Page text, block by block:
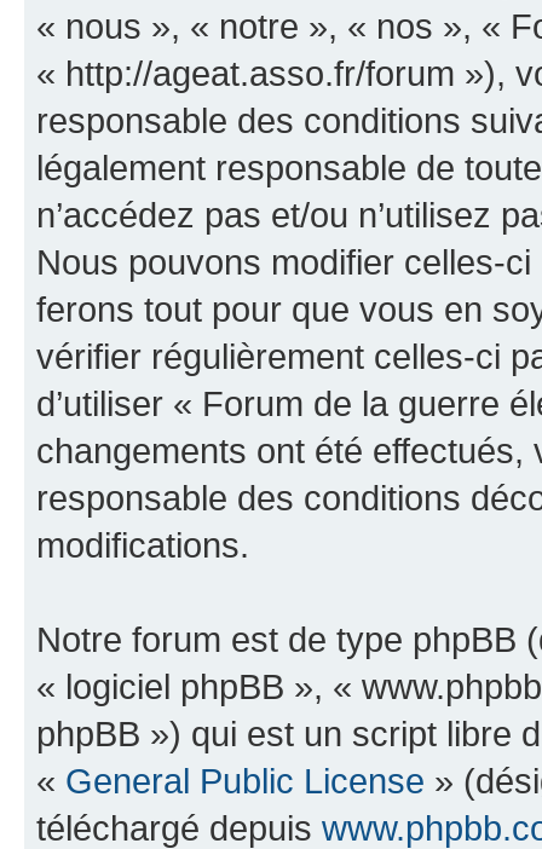
« nous », « notre », « nos », «
« http://ageat.asso.fr/forum »),
responsable des conditions
légalement responsable de
n’accédez pas et/ou n’utilisez
Nous pouvons modifier celles-
ferons tout pour que vous en
vérifier régulièrement celles-ci
d’utiliser « Forum de la guerre
changements ont été effectués,
responsable des conditions
modifications.
Notre forum est de type phpBB
« logiciel phpBB », «
phpBB ») qui est un script libre
« General Public License »
téléchargé depuis